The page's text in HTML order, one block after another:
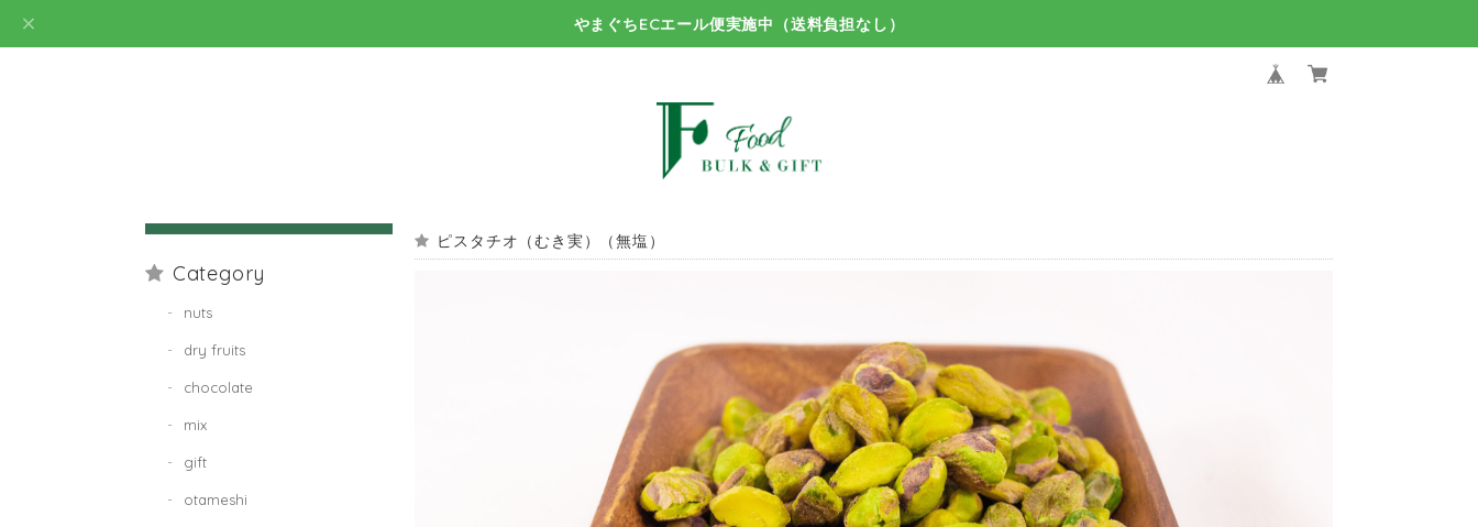
やまぐちECエール便実施中（送料負担なし）
Category
nuts
dry fruits
chocolate
mix
gift
otameshi
ピスタチオ（むき実）（無塩）